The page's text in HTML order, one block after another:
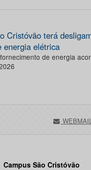
Cristóvão terá
energia elétrica
de energia
WEBMAIL
Campus São Cristóvão